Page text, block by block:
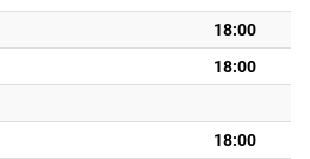
18:00
18:00
18:00